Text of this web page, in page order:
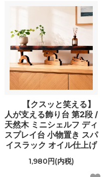
【クスッと笑える】
人が支える飾り台 第2段 /
天然木 ミニシェルフ ディ
スプレイ台 小物置き スパ
イスラック オイル仕上げ
1,980円(内税)